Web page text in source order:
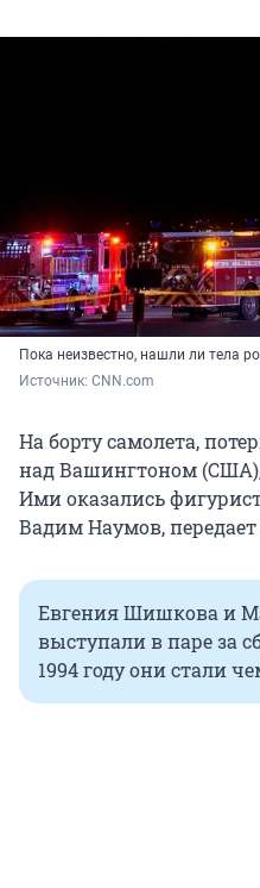
Пока неизвестно, нашли ли тела
Источник: CNN.com
На борту самолета,
над Вашингтоном (США),
Ими оказались
Вадим Наумов, передает
Евгения Шишкова и
выступали в паре за
1994 году они стали